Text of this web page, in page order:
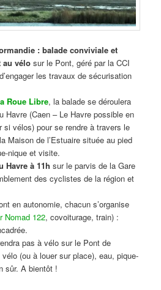
: balade conviviale et
vélo sur le Pont, géré par la CCI
les travaux de sécurisation
Roue Libre, la balade se déroulera
Havre (Caen – Le Havre possible en
si vélos) pour se rendre à travers le
Maison de l’Estuaire située au pied
nique et visite.
Havre à 11h sur le parvis de la Gare
des cyclistes de la région et
en autonomie, chacun s’organise
Nomad 122, covoiturage, train) :
pas à vélo sur le Pont de
(ou à louer sur place), eau, pique-
sûr. A bientôt !